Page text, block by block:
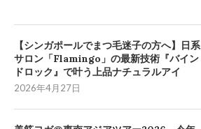
【シンガポールでまつ毛迷子の方へ】日系
サロン「Flamingo」の最新技術『バイン
ドロック』で叶う上品ナチュラルアイ
2026年4月27日